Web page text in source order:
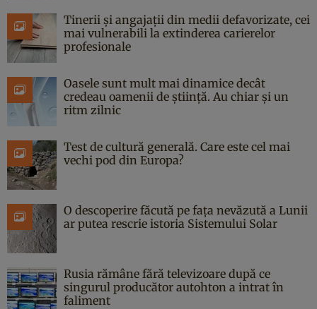
Tinerii și angajații din medii defavorizate, cei
mai vulnerabili la extinderea carierelor
profesionale
Oasele sunt mult mai dinamice decât
credeau oamenii de știință. Au chiar și un
ritm zilnic
Test de cultură generală. Care este cel mai
vechi pod din Europa?
O descoperire făcută pe fața nevăzută a Lunii
ar putea rescrie istoria Sistemului Solar
Rusia rămâne fără televizoare după ce
singurul producător autohton a intrat în
faliment